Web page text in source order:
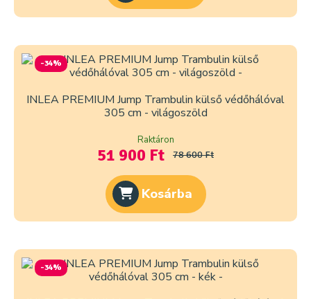
-34%
INLEA PREMIUM Jump Trambulin külső védőhálóval
305 cm - világoszöld
Raktáron
51 900 Ft 78 600 Ft
Kosárba
-34%